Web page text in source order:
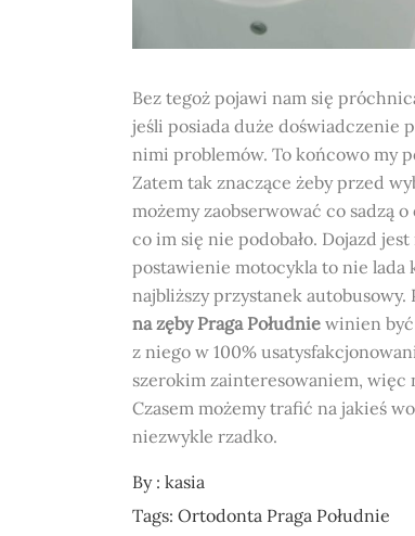
Bez tegoż pojawi nam się
jeśli posiada duże doświadczenie
nimi problemów. To końcowo my
Zatem tak znaczące żeby przed
możemy zaobserwować co sadzą
co im się nie podobało. Dojazd
postawienie motocykla to nie lada
najbliższy przystanek autobusowy.
na zęby Praga Południe winien być
z niego w 100%
szerokim zainteresowaniem, więc
Czasem możemy trafić na jakieś
niezwykle rzadko.
By : kasia
Tags: Ortodonta Praga Południe